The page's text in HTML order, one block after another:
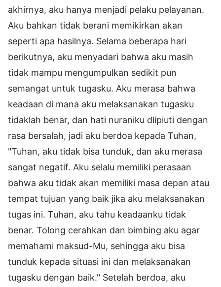
akhirnya, aku hanya menjadi pelaku pelayanan.
Aku bahkan tidak berani memikirkan akan
seperti apa hasilnya. Selama beberapa hari
berikutnya, aku menyadari bahwa aku masih
tidak mampu mengumpulkan sedikit pun
semangat untuk tugasku. Aku merasa bahwa
keadaan di mana aku melaksanakan tugasku
tidaklah benar, dan hati nuraniku dlipiuti dengan
rasa bersalah, jadi aku berdoa kepada Tuhan,
"Tuhan, aku tidak bisa tunduk, dan aku merasa
sangat negatif. Aku selalu memiliki perasaan
bahwa aku tidak akan memiliki masa depan atau
tempat tujuan yang baik jika aku melaksanakan
tugas ini. Tuhan, aku tahu keadaanku tidak
benar. Tolong cerahkan dan bimbing aku agar
memahami maksud-Mu, sehingga aku bisa
tunduk kepada situasi ini dan melaksanakan
tugasku dengan baik." Setelah berdoa, aku